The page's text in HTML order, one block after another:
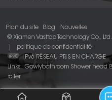
Plan du site Blog
Nouvelles
© Xiamen Vasttop Technology Co., Ltd.
politique de confidentialité
IPv6 RÉSEAU PRIS EN CHARGE
Links :Gowlybathroom Shower head
roller